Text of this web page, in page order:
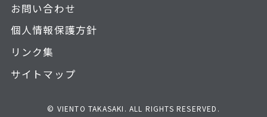
お問い合わせ
個人情報保護方針
リンク集
サイトマップ
© VIENTO TAKASAKI. ALL RIGHTS RESERVED.